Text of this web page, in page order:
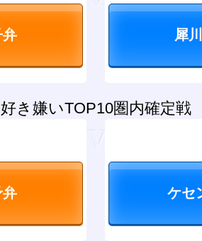
好き嫌いTOP10圏内確定戦